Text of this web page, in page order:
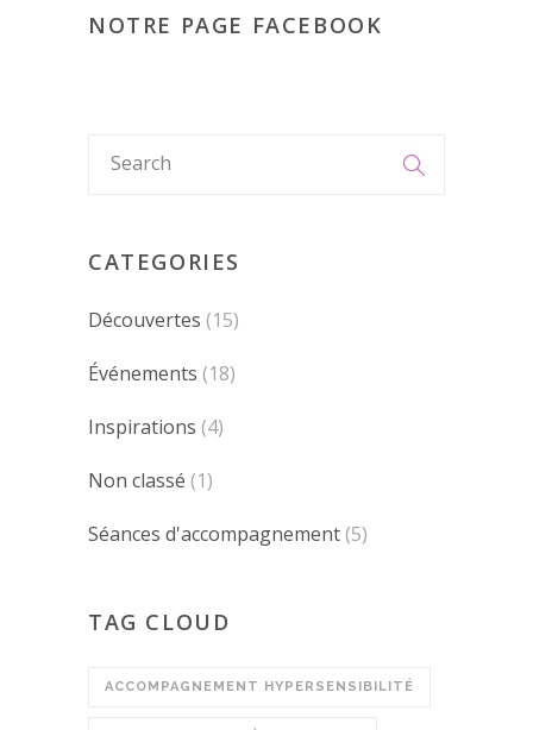
NOTRE PAGE FACEBOOK
CATEGORIES
Découvertes (15)
Événements (18)
Inspirations (4)
Non classé (1)
Séances d'accompagnement (5)
TAG CLOUD
ACCOMPAGNEMENT HYPERSENSIBILITÉ